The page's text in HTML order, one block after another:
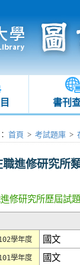
書刊
： 首頁 > 考試題庫 >
職進修研究所
修研究所歷屆試題
學年度 國文
學年度 國文